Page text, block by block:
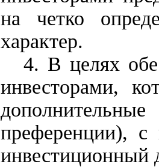
на четко
характер.
4. В целях
инвесторами,
преференции), с
инвестиционный